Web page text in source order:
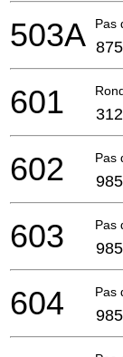
Pas
503A
601
Pas
602
Pas
603
Pas
604